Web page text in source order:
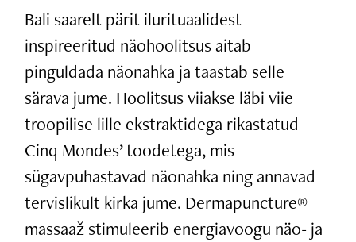
Bali saarelt pärit ilurituaalidest
inspireeritud näohoolitsus aitab
pinguldada näonahka ja taastab selle
särava jume. Hoolitsus viiakse läbi viie
troopilise lille ekstraktidega rikastatud
Cinq Mondes’ toodetega, mis
sügavpuhastavad näonahka ning annavad
tervislikult kirka jume. Dermapuncture®
massaaž stimuleerib energiavoogu näo- ja